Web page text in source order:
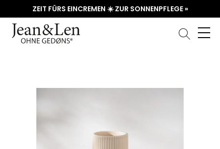
ZEIT FÜRS EINCREMEN ☀️ ZUR SONNENPFLEGE »